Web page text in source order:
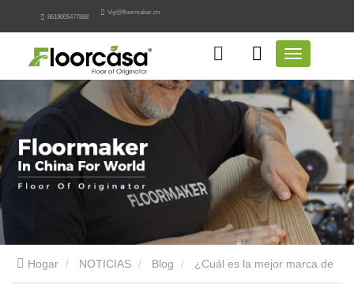
8619005477888
Vip@floormaker.cn
Hogar NOTICIAS Blog